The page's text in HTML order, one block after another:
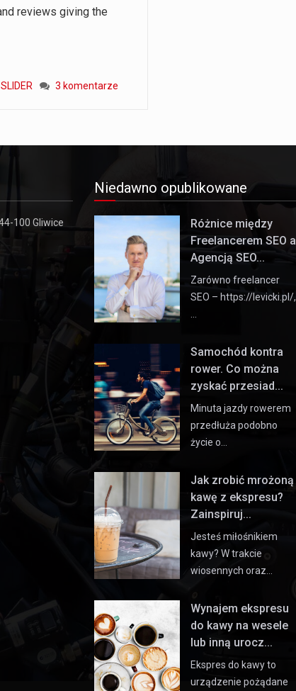
reviews giving the
3 komentarze
100 Gliwice
Niedawno opublikowane
Różnice między
Freelancerem SEO a
Agencją SEO...
Zarówno freelancer
SEO – https://levicki.pl/,
Samochód kontra
rower. Co można
zyskać przesiad...
Minuta jazdy rowerem
przedłuża podobno
życie o…
Jak zrobić mrożoną
kawę z ekspresu?
Zainspiruj...
Jesteś miłośnikiem
kawy? W trakcie
wiosennych oraz…
Wynajem ekspresu
do kawy na wesele
lub inną urocz...
Ekspres do kawy to
urządzenie pożądane